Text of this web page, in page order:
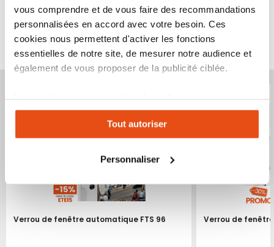
vous comprendre et de vous faire des recommandations
personnalisées en accord avec votre besoin. Ces
cookies nous permettent d'activer les fonctions
essentielles de notre site, de mesurer notre audience et
également de vous proposer de la publicité ciblée.
expérience personnalisée sur notre site. Vous pouvez
changer votre choix à n'importe quel moment. Refuser
tous les cookies peut limiter certaines fonctionnalités.
Tout autoriser
Personnaliser
VOUS POURRIEZ ÉGALEMENT ÊTRE INTÉRESSÉ
PAR...
Verrou de fenêtre automatique FTS 96 Verrou de